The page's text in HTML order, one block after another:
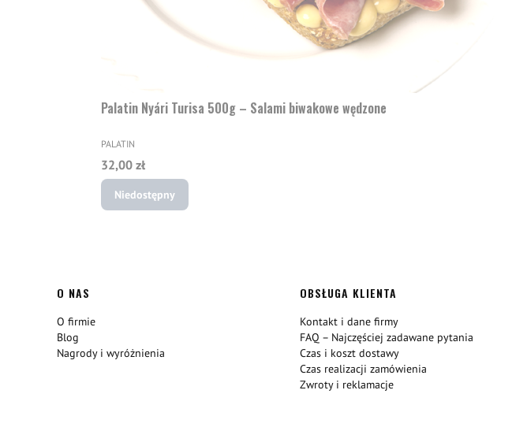
Palatin Nyári Turisa 500g – Salami biwakowe wędzone
PRODUCENT
PALATIN
Cena
32,00 zł
Niedostępny
Linki w stopce
O NAS
O firmie
Blog
Nagrody i wyróżnienia
OBSŁUGA KLIENTA
Kontakt i dane firmy
FAQ – Najczęściej zadawane pytania
Czas i koszt dostawy
Czas realizacji zamówienia
Zwroty i reklamacje